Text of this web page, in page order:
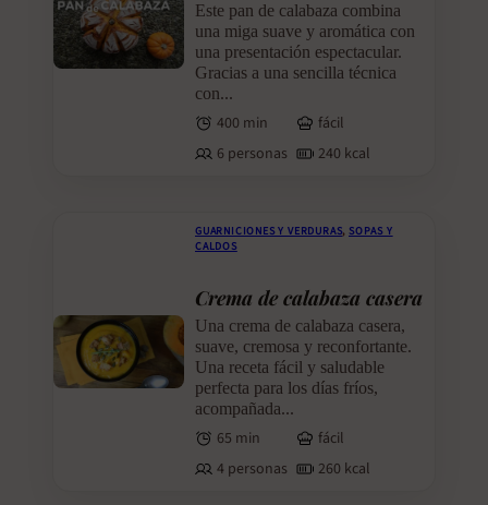
Este pan de calabaza combina
una miga suave y aromática con
una presentación espectacular.
Gracias a una sencilla técnica
con...
400 min
fácil
6 personas
240 kcal
GUARNICIONES Y VERDURAS, SOPAS Y
CALDOS
Crema de calabaza casera
Una crema de calabaza casera,
suave, cremosa y reconfortante.
Una receta fácil y saludable
perfecta para los días fríos,
acompañada...
65 min
fácil
4 personas
260 kcal